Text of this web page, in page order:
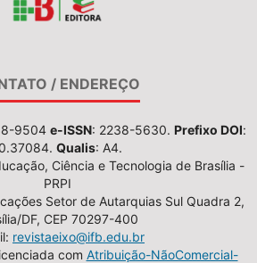
/ ENDEREÇO
9504 e-ISSN: 2238-5630. Prefixo DOI:
Qualis: A4.
Ciência e Tecnologia de Brasília -
PRPI
Setor de Autarquias Sul Quadra 2,
DF, CEP 70297-400
revistaeixo@ifb.edu.br
com Atribuição-NãoComercial-